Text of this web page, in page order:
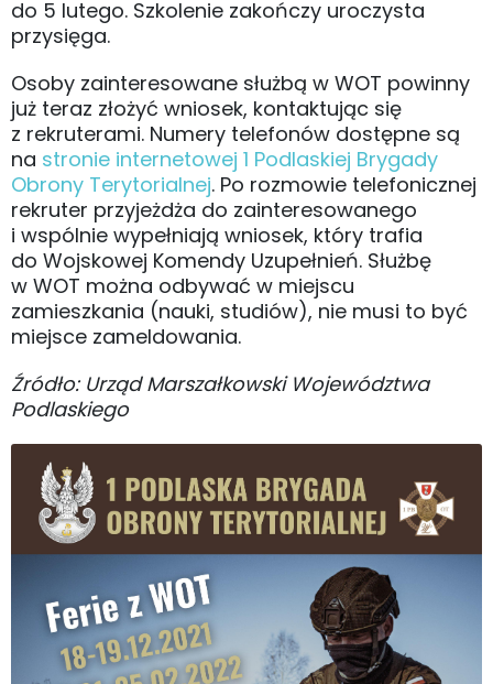
do 5 lutego. Szkolenie zakończy uroczysta
przysięga.
Osoby zainteresowane służbą w WOT powinny
już teraz złożyć wniosek, kontaktując się
z rekruterami. Numery telefonów dostępne są
na stronie internetowej 1 Podlaskiej Brygady
Obrony Terytorialnej. Po rozmowie telefonicznej
rekruter przyjeżdża do zainteresowanego
i wspólnie wypełniają wniosek, który trafia
do Wojskowej Komendy Uzupełnień. Służbę
w WOT można odbywać w miejscu
zamieszkania (nauki, studiów), nie musi to być
miejsce zameldowania.
Źródło: Urząd Marszałkowski Województwa
Podlaskiego